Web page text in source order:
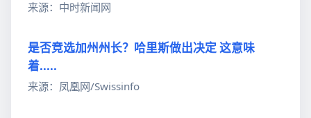
来源：中时新闻网
是否竞选加州州长？哈里斯做出决定 这意味
着.....
来源：凤凰网/Swissinfo